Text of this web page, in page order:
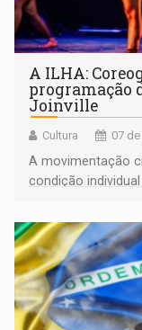
A ILHA:
programação
Joinville
Cultura 07
A movimentação
condição